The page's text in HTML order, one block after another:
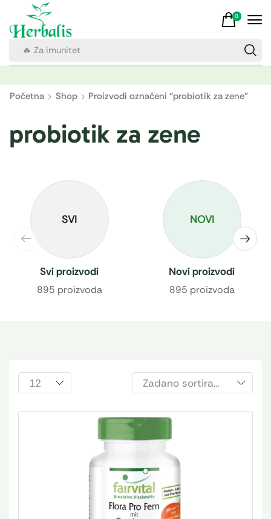
🔥 Za imunitet
0
Početna Shop Proizvodi označeni “probiotik za zene”
probiotik za zene
SVI
Svi proizvodi
895 proizvoda
NOVI
Novi proizvodi
895 proizvoda